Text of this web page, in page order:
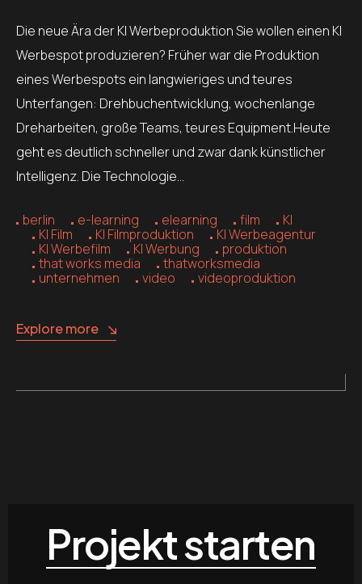
Die neue Ära der KI Werbeproduktion Sie wollen einen KI
Werbespot produzieren? Früher war die Produktion
eines Werbespots ein langwieriges und teures
Unterfangen: Drehbuchentwicklung, wochenlange
Dreharbeiten, große Teams, teures Equipment.Heute
geht es deutlich schneller und zwar dank künstlicher
Intelligenz. Die Technologie…
berlin e-learning elearning film
KI
KI Film
KI Filmproduktion
KI Werbeagentur
KI Werbefilm
KI Werbung
produktion
that works media
thatworksmedia
unternehmen
video videoproduktion
Explore more
Projekt starten